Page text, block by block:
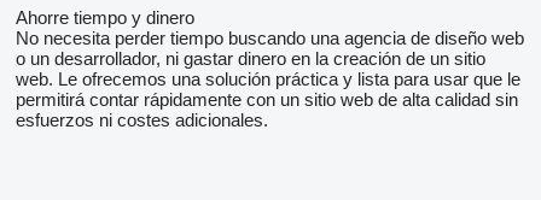
Ahorre tiempo y dinero
No necesita perder tiempo buscando una agencia de diseño web
o un desarrollador, ni gastar dinero en la creación de un sitio
web. Le ofrecemos una solución práctica y lista para usar que le
permitirá contar rápidamente con un sitio web de alta calidad sin
esfuerzos ni costes adicionales.